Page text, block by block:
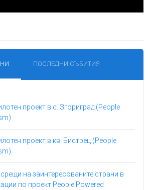
ПОСЛЕДНИ СЪБИТИЯ
проект в с. Згориград (People
проект в кв. Бистрец (People
на заинтересованите страни в
по проект People Powered